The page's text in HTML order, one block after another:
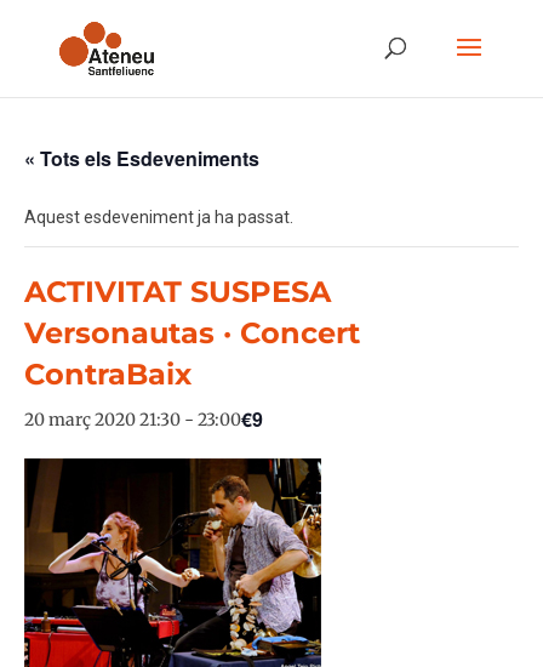
« Tots els Esdeveniments
Aquest esdeveniment ja ha passat.
ACTIVITAT SUSPESA
Versonautas · Concert
ContraBaix
20 març 2020 21:30 - 23:00€9